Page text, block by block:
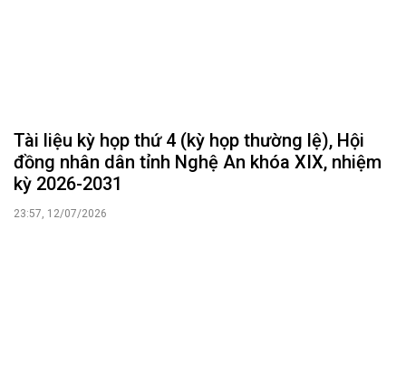
Tài liệu kỳ họp thứ 4 (kỳ họp thường lệ), Hội
đồng nhân dân tỉnh Nghệ An khóa XIX, nhiệm
kỳ 2026-2031
23:57, 12/07/2026